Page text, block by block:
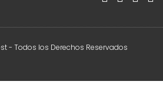
- Todos los Derechos Reservados